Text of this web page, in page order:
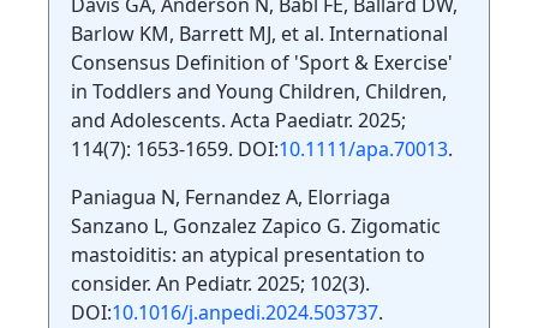
Barlow KM, Barrett MJ, et al. International
Consensus Definition of 'Sport & Exercise'
in Toddlers and Young Children, Children,
and Adolescents. Acta Paediatr. 2025;
114(7): 1653-1659. DOI:10.1111/apa.70013.
Paniagua N, Fernandez A, Elorriaga
Sanzano L, Gonzalez Zapico G. Zigomatic
mastoiditis: an atypical presentation to
consider. An Pediatr. 2025; 102(3).
DOI:10.1016/j.anpedi.2024.503737.